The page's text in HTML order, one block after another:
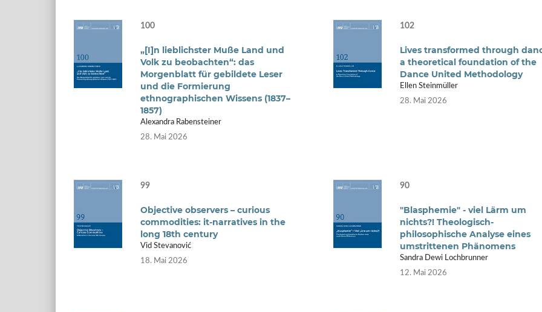
100
„[I]n lieblichster Muße Land und
Volk zu beobachten“: das
Morgenblatt für gebildete Leser
und die Formierung
ethnographischen Wissens (1837–
1857)
Alexandra Rabensteiner
28. Mai 2026
102
Lives transformed through
a theoretical foundation of the
Dance United Methodology
Ellen Steinmüller
28. Mai 2026
99
Objective observers – curious
commodities: it-narratives in the
long 18th century
Vid Stevanović
18. Mai 2026
90
"Blasphemie" - viel Lärm um
nichts?! Theologisch-
philosophische Analyse eines
umstrittenen Phänomens
Sandra Dewi Lochbrunner
12. Mai 2026